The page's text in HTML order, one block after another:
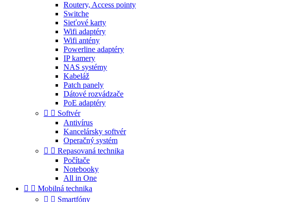
Routery, Access pointy
Switche
Sieťové karty
Wifi adaptéry
Wifi antény
Powerline adaptéry
IP kamery
NAS systémy
Kabeláž
Patch panely
Dátové rozvádzače
PoE adaptéry
  Softvér
Antivírus
Kancelársky softvér
Operačný systém
  Repasovaná technika
Počítače
Notebooky
All in One
  Mobilná technika
  Smartfóny